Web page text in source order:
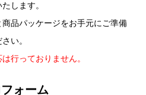
します。
品パッケージをお手元にご準備
い。
行っておりません。
ォーム